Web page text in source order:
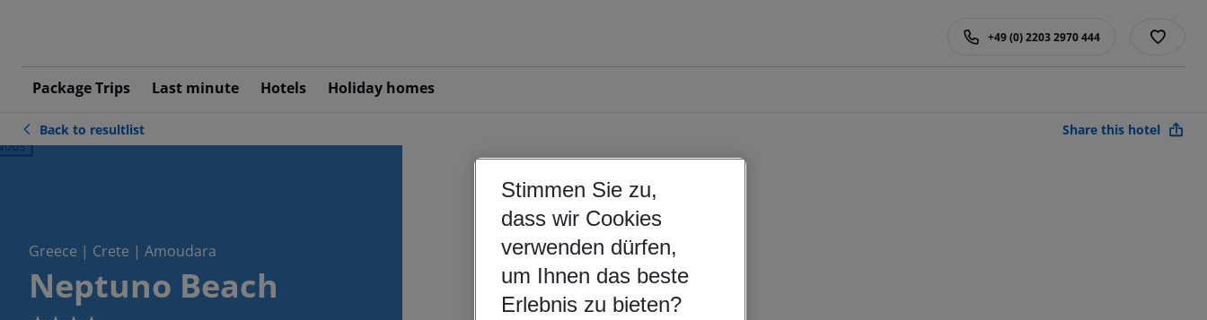
Package Trips Last minute Hotels Holiday homes
+49 (0) 2203 2970 444
Back to resultlist Share this hotel
Greece | Crete | Amoudara
Neptuno Beach
Stimmen Sie zu,
dass wir Cookies
verwenden dürfen,
um Ihnen das beste
Erlebnis zu bieten?